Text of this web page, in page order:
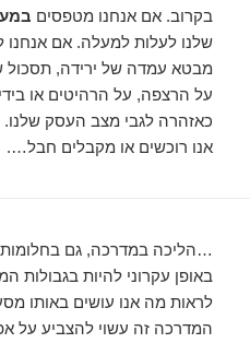
בקרוב. אם אנחנו מטפסים
שלנו לעלות למעלה. אם אנחנו
מבטא עמדה של ירידה, תסכול
על הרצפה, על הרהיטים או
כאזהרה לגבי מצב העסק
אנו רוכשים או מקבלים חבל….
…הליכה במדרכה, גם בחלומות
באופן עקרוני להיות בגבולות
לראות מה אנו עושים באותו
המדרכה זה עשוי להצביע על